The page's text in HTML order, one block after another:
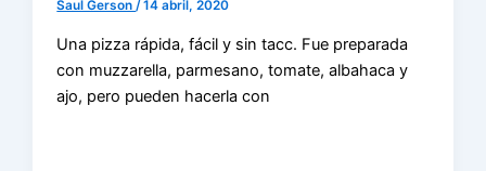
Saul Gerson/14 abril, 2020
Una pizza rápida, fácil y sin tacc. Fue preparada
con muzzarella, parmesano, tomate, albahaca y
ajo, pero pueden hacerla con